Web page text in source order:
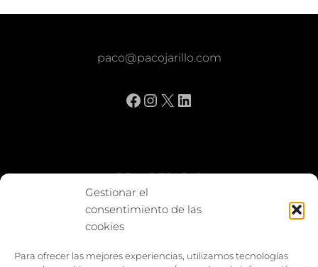
Gestionar el
consentimiento de las
cookies
Para ofrecer las mejores experiencias, utilizamos tecnologías
paco@pacojarillo.com
Facebook
Instagram
X LinkedIn
BE vs REBAJAS
Entes